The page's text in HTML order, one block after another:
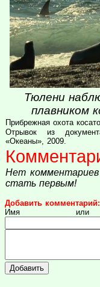
Тюлени
плавником
Прибрежная охота
Отрывок из
«Океаны», 2009.
Нет
стать первым!
Добавить комментарий:
Имя или